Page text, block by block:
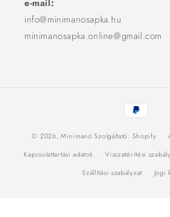
e-mail:
info@minimanosapka.hu
minimanosapka.online@gmail.com
Fizetési
módok
© 2026,Minimanó Szolgáltató: Shopify
Kapcsolattartási adatok
Visszatérítési
Szállítási szabályzat
Jogi